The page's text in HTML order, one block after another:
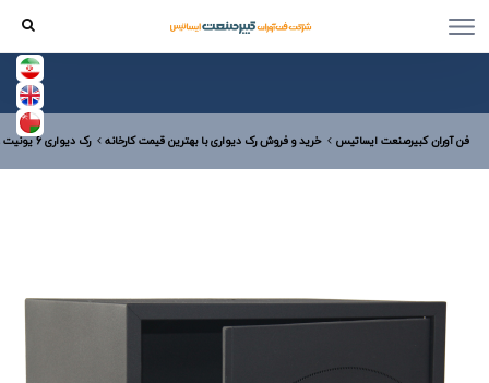
فن آوران کبیرصنعت ایساتیس خرید و فروش رک دیواری با بهترین قیمت کارخانه رک دیواری 6 یونیت عمق 40 درب فلزی همراه با سینی بدون درب جانبی